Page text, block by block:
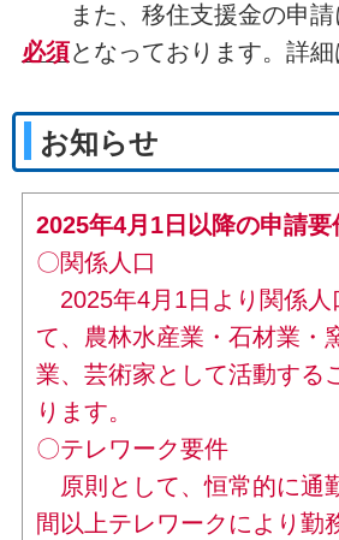
また、移住支援金の申請
必須となっております。詳細
お知らせ
2025年4月1日以降の申請要
〇関係人口
2025年4月1日より関係人
て、農林水産業・石材業・
業、芸術家として活動する
ります。
〇テレワーク要件
原則として、恒常的に通
間以上テレワークにより勤